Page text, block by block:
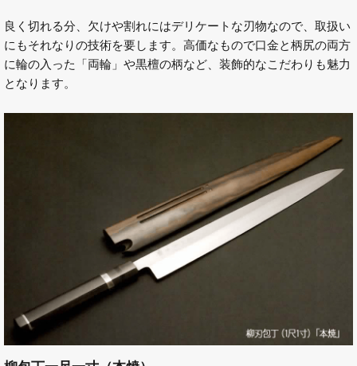
良く切れる分、欠けや割れにはデリケートな刃物なので、取扱い
にもそれなりの技術を要します。高価なもので口金と柄尻の両方
に輪の入った「両輪」や黒檀の柄など、装飾的なこだわりも魅力
となります。